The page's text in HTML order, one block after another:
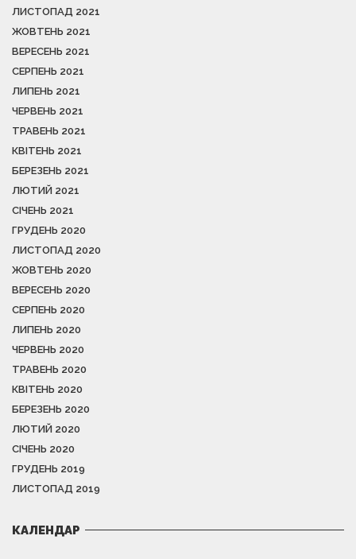
ЛИСТОПАД 2021
ЖОВТЕНЬ 2021
ВЕРЕСЕНЬ 2021
СЕРПЕНЬ 2021
ЛИПЕНЬ 2021
ЧЕРВЕНЬ 2021
ТРАВЕНЬ 2021
КВІТЕНЬ 2021
БЕРЕЗЕНЬ 2021
ЛЮТИЙ 2021
СІЧЕНЬ 2021
ГРУДЕНЬ 2020
ЛИСТОПАД 2020
ЖОВТЕНЬ 2020
ВЕРЕСЕНЬ 2020
СЕРПЕНЬ 2020
ЛИПЕНЬ 2020
ЧЕРВЕНЬ 2020
ТРАВЕНЬ 2020
КВІТЕНЬ 2020
БЕРЕЗЕНЬ 2020
ЛЮТИЙ 2020
СІЧЕНЬ 2020
ГРУДЕНЬ 2019
ЛИСТОПАД 2019
КАЛЕНДАР